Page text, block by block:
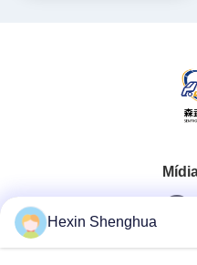
Hexin Shenghua